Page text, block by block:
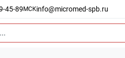
45-89 МСКinfo@micromed-spb.ru